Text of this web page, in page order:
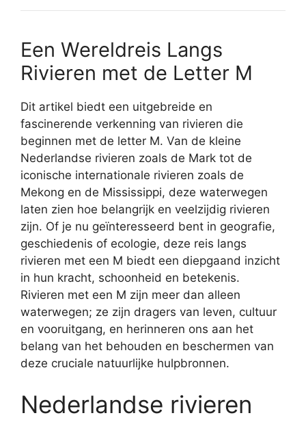
Een Wereldreis Langs
Rivieren met de Letter M
Dit artikel biedt een uitgebreide en
fascinerende verkenning van rivieren die
beginnen met de letter M. Van de kleine
Nederlandse rivieren zoals de Mark tot de
iconische internationale rivieren zoals de
Mekong en de Mississippi, deze waterwegen
laten zien hoe belangrijk en veelzijdig rivieren
zijn. Of je nu geïnteresseerd bent in geografie,
geschiedenis of ecologie, deze reis langs
rivieren met een M biedt een diepgaand inzicht
in hun kracht, schoonheid en betekenis.
Rivieren met een M zijn meer dan alleen
waterwegen; ze zijn dragers van leven, cultuur
en vooruitgang, en herinneren ons aan het
belang van het behouden en beschermen van
deze cruciale natuurlijke hulpbronnen.
Nederlandse rivieren